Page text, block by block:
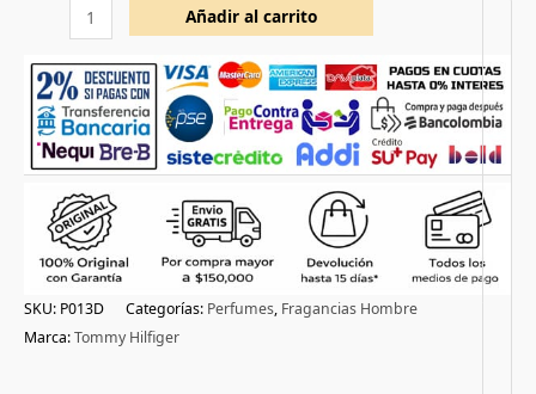
Añadir al carrito
SKU: P013D Categorías: Perfumes, Fragancias Hombre
Marca:Tommy Hilfiger